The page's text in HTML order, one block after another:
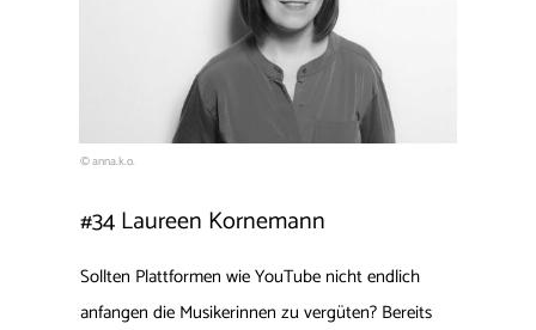
© anna.k.o.
#34 Laureen Kornemann
Sollten Plattformen wie YouTube nicht endlich
anfangen die Musikerinnen zu vergüten? Bereits